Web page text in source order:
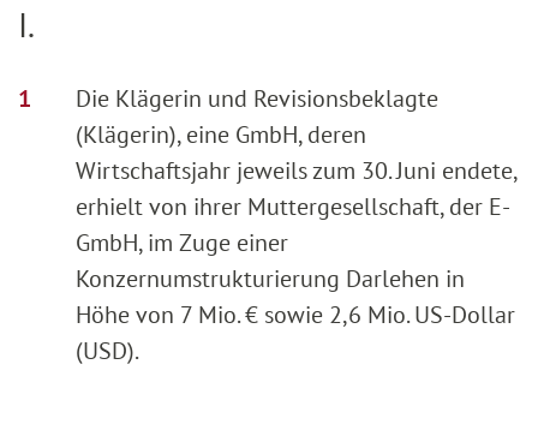
I.
Die Klägerin und Revisionsbeklagte
(Klägerin), eine GmbH, deren
Wirtschaftsjahr jeweils zum 30. Juni endete,
erhielt von ihrer Muttergesellschaft, der E-
GmbH, im Zuge einer
Konzernumstrukturierung Darlehen in
Höhe von 7 Mio. € sowie 2,6 Mio. US-Dollar
(USD).